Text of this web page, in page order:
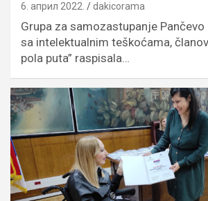
6. април 2022. dakicorama
Grupa za samozastupanje
sa intelektualnim teškoćama,
pola puta” raspisala…